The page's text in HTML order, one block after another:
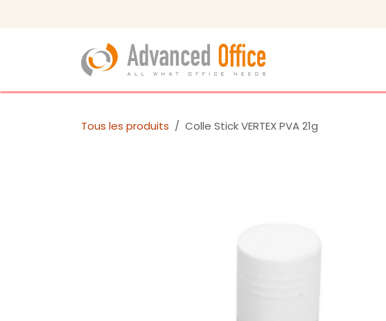
Tous les produits Colle Stick VERTEX PVA 21g